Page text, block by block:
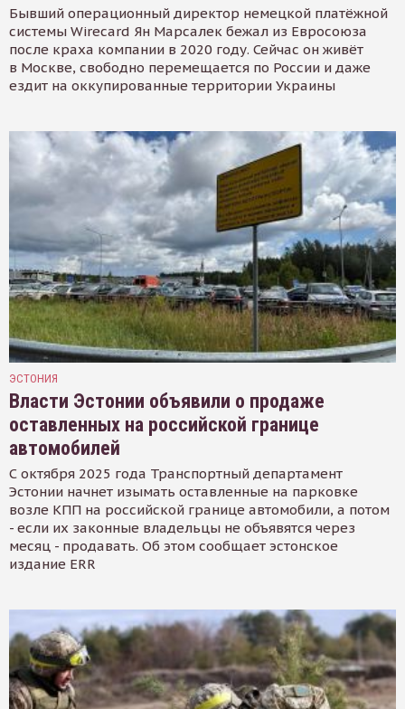
Бывший операционный директор немецкой платёжной
системы Wirecard Ян Марсалек бежал из Евросоюза
после краха компании в 2020 году. Сейчас он живёт
в Москве, свободно перемещается по России и даже
ездит на оккупированные территории Украины
ЭСТОНИЯ
Власти Эстонии объявили о продаже
оставленных на российской границе
автомобилей
С октября 2025 года Транспортный департамент
Эстонии начнет изымать оставленные на парковке
возле КПП на российской границе автомобили, а потом
- если их законные владельцы не объявятся через
месяц - продавать. Об этом сообщает эстонское
издание ERR